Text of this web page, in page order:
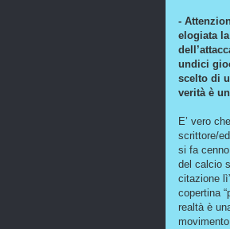
-
elogiata
undici
scelto di
verità è
E’ vero
scrittore/
si fa
del calcio
citazione
copertina
realtà è